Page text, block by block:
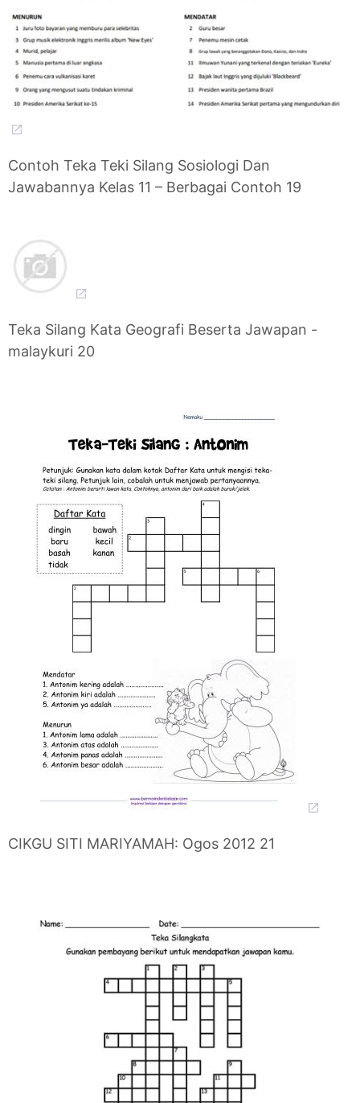
Contoh Teka Teki Silang Sosiologi Dan
Jawabannya Kelas 11 – Berbagai Contoh 19
Teka Silang Kata Geografi Beserta Jawapan -
malaykuri 20
CIKGU SITI MARIYAMAH: Ogos 2012 21